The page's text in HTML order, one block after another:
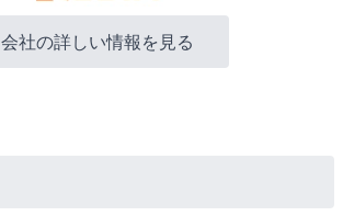
会社の詳しい情報を見る